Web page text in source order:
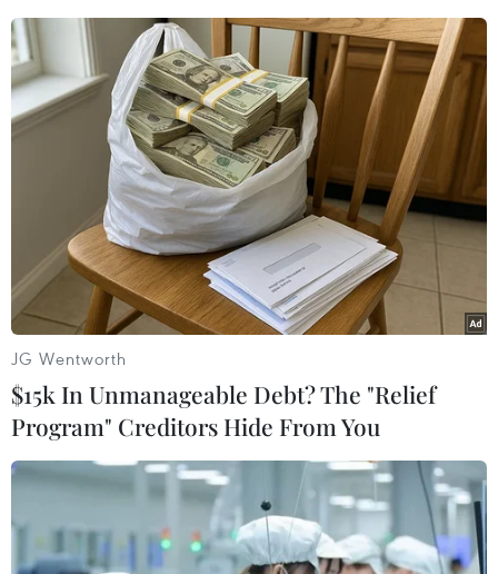
#rác thải điện tử #apple
#bộ sạc
#smartphone
Mỹ
Theo dõi VietnamPlus
TIN LIÊN QUAN
JG Wentworth
$15k In Unmanageable Debt? The "Relief
Program" Creditors Hide From You